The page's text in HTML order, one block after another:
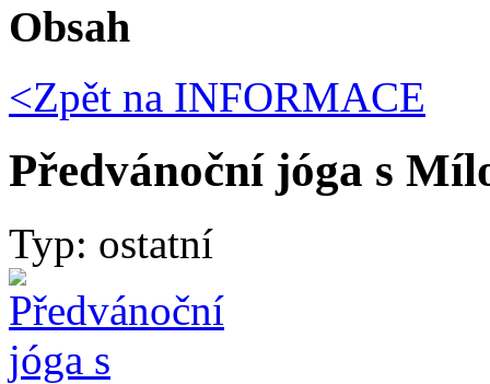
Obsah
<Zpět na INFORMACE
Předvánoční jóga s
Typ: ostatní